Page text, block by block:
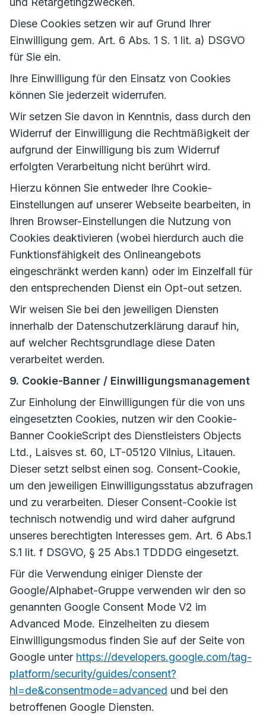
Diese Cookies setzen wir auf Grund Ihrer
Einwilligung gem. Art. 6 Abs. 1 S. 1 lit. a) DSGVO
für Sie ein.
Ihre Einwilligung für den Einsatz von Cookies
können Sie jederzeit widerrufen.
Wir setzen Sie davon in Kenntnis, dass durch den
Widerruf der Einwilligung die Rechtmäßigkeit der
aufgrund der Einwilligung bis zum Widerruf
erfolgten Verarbeitung nicht berührt wird.
Hierzu können Sie entweder Ihre Cookie-
Einstellungen auf unserer Webseite bearbeiten, in
Ihren Browser-Einstellungen die Nutzung von
Cookies deaktivieren (wobei hierdurch auch die
Funktionsfähigkeit des Onlineangebots
eingeschränkt werden kann) oder im Einzelfall für
den entsprechenden Dienst ein Opt-out setzen.
Wir weisen Sie bei den jeweiligen Diensten
innerhalb der Datenschutzerklärung darauf hin,
auf welcher Rechtsgrundlage diese Daten
verarbeitet werden.
9. Cookie-Banner / Einwilligungsmanagement
Zur Einholung der Einwilligungen für die von uns
eingesetzten Cookies, nutzen wir den Cookie-
Banner CookieScript des Dienstleisters Objects
Ltd., Laisves st. 60, LT-05120 Vilnius, Litauen.
Dieser setzt selbst einen sog. Consent-Cookie,
um den jeweiligen Einwilligungsstatus abzufragen
und zu verarbeiten. Dieser Consent-Cookie ist
technisch notwendig und wird daher aufgrund
unseres berechtigten Interesses gem. Art. 6 Abs.1
S.1 lit. f DSGVO, § 25 Abs.1 TDDDG eingesetzt.
Für die Verwendung einiger Dienste der
Google/Alphabet-Gruppe verwenden wir den so
genannten Google Consent Mode V2 im
Advanced Mode. Einzelheiten zu diesem
Einwilligungsmodus finden Sie auf der Seite von
Google unter https://developers.google.com/tag-
platform/security/guides/consent?
hl=de&consentmode=advanced und bei den
betroffenen Google Diensten.